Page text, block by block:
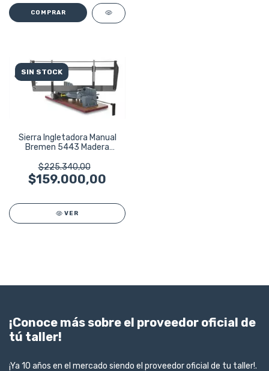
SIN STOCK
Sierra Ingletadora Manual
Bremen 5443 Madera
$225.340,00
$159.000,00
VER
¡Conoce más sobre el proveedor oficial de
tú taller!
¡Ya 10 años en el mercado siendo el proveedor oficial de tu taller!.